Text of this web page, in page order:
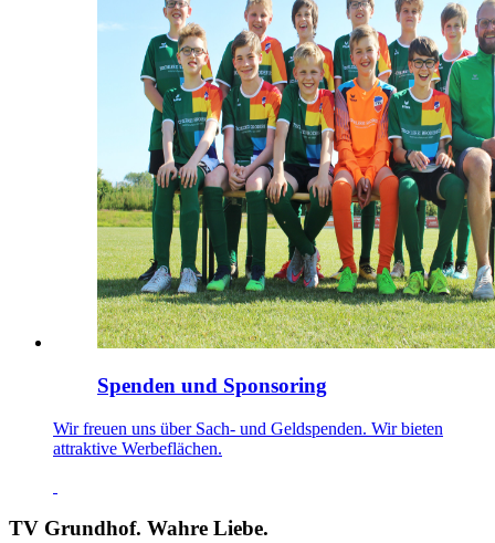
Spenden und Sponsoring
Wir freuen uns über Sach- und Geldspenden. Wir bieten
attraktive Werbeflächen.
TV Grundhof. Wahre Liebe.